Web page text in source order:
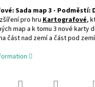
Sada map 3 - Podměstí:
pro hruKartografové,
map a k tomu 3 nové karty
část nad zemí a část pod